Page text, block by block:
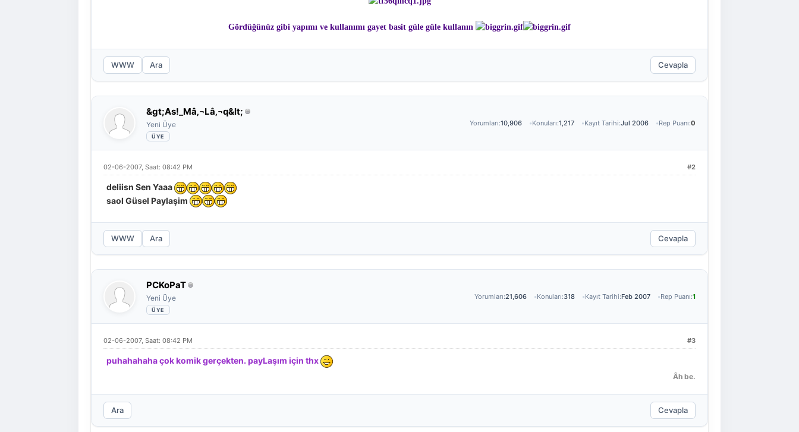
Gördüğünüz gibi yapımı ve kullanımı gayet basit güle güle kullanın
WWW Ara Cevapla
&gt;As!_Mâ‚¬Lâ‚¬q&lt;
Yeni Üye Yorumları:10,906 Konuları:1,217 Kayıt Tarihi:Jul 2006 Rep Puanı:0
#2
02-06-2007, Saat: 08:42 PM
deliisn Sen Yaaa
saol Güsel Paylaşim
WWW Ara Cevapla
PCKoPaT
Yeni Üye Yorumları:21,606 Konuları:318 Kayıt Tarihi:Feb 2007 Rep Puanı:1
#3
02-06-2007, Saat: 08:42 PM
puhahahaha çok komik gerçekten. payLaşım için thx
Âh be.
Ara Cevapla